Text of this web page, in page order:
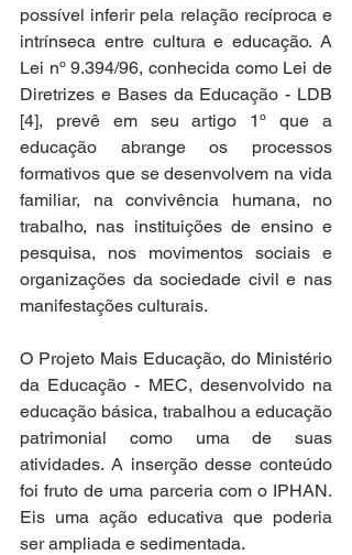
possível inferir pela relação recíproca e
intrínseca entre cultura e educação. A
Lei nº 9.394/96, conhecida como Lei de
Diretrizes e Bases da Educação - LDB
[4], prevê em seu artigo 1º que a
educação abrange os processos
formativos que se desenvolvem na vida
familiar, na convivência humana, no
trabalho, nas instituições de ensino e
pesquisa, nos movimentos sociais e
organizações da sociedade civil e nas
manifestações culturais.
O Projeto Mais Educação, do Ministério
da Educação - MEC, desenvolvido na
educação básica, trabalhou a educação
patrimonial como uma de suas
atividades. A inserção desse conteúdo
foi fruto de uma parceria com o IPHAN.
Eis uma ação educativa que poderia
ser ampliada e sedimentada.